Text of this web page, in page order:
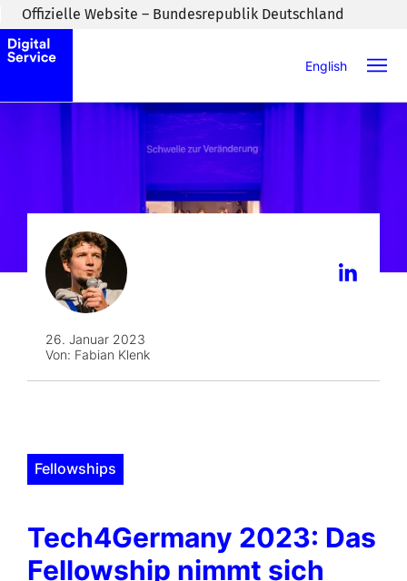
Zum Inhaltsbereich wechseln
Offizielle Website – Bundesrepublik Deutschland
English
26. Januar 2023
Von: Fabian Klenk
Fellowships
Tech4Germany 2023: Das
Fellowship nimmt sich